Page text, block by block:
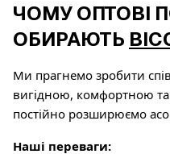
ЧОМУ ОПТОВІ
ОБИРАЮТЬ
Ми прагнемо зробити
вигідною, комфортною
постійно розширюємо
Наші переваги: